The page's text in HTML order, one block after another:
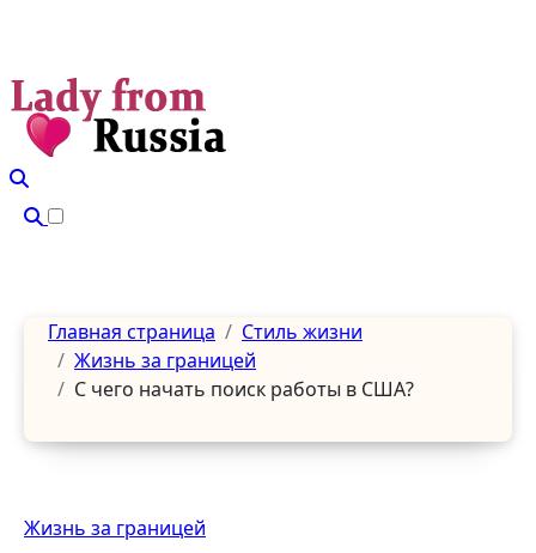
Главная страница
Стиль жизни
Жизнь за границей
С чего начать поиск работы в США?
Жизнь за границей